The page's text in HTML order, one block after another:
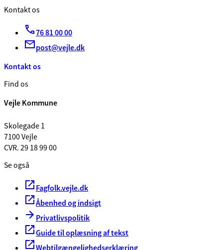
Kontakt os
76 81 00 00
post@vejle.dk
Kontakt os
Find os
Vejle Kommune
Skolegade 1
7100 Vejle
CVR. 29 18 99 00
Se også
Fagfolk.vejle.dk
Åbenhed og indsigt
Privatlivspolitik
Guide til oplæsning af tekst
Webtilgængelighedserklæring